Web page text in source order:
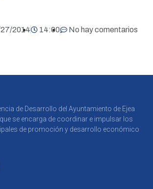
2014 14:00 No hay comentarios
de Desarrollo del Ayuntamiento de Ejea
se encarga de coordinar e impulsar los
de promoción y desarrollo económico